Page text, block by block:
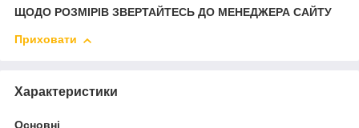
ЩОДО РОЗМІРІВ ЗВЕРТАЙТЕСЬ ДО МЕНЕДЖЕРА САЙТУ
Приховати
Характеристики
Основні